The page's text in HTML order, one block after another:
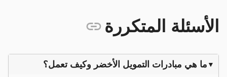
الأسئلة المتكررة
ما هي مبادرات التمويل الأخضر وكيف تعمل؟